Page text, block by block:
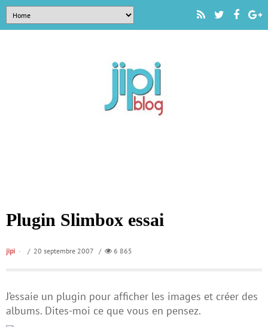
Plugin Slimbox essai
jipi / 20 septembre 2007 / 6 865
J’essaie un plugin pour afficher les images et créer des
albums. Dites-moi ce que vous en pensez.